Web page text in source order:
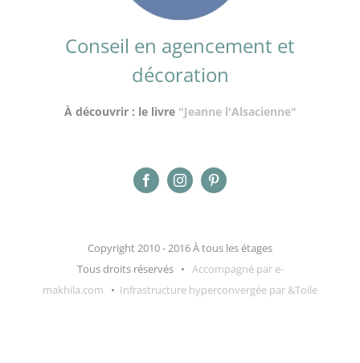
Conseil en agencement et
décoration
À découvrir : le livre "Jeanne l'Alsacienne"
Copyright 2010 - 2016 À tous les étages
Tous droits réservés • Accompagné par e-
makhila.com • Infrastructure hyperconvergée par &Toile